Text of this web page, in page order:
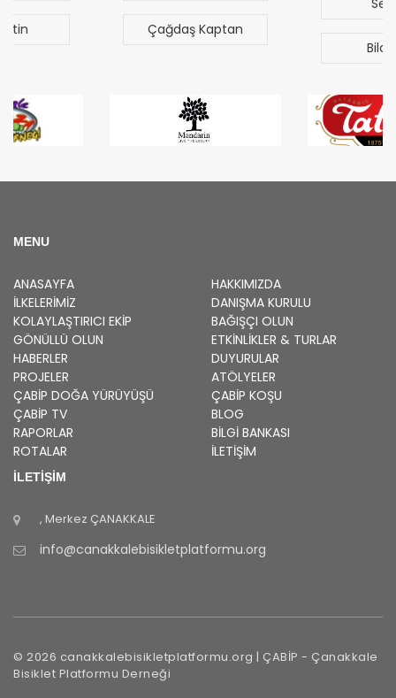
MENU
ANASAYFA
HAKKIMIZDA
İLKELERIMIZ
DANIŞMA KURULU
KOLAYLAŞTIRICI EKIP
BAĞIŞÇI OLUN
GÖNÜLLÜ OLUN
ETKINLIKLER & TURLAR
HABERLER
DUYURULAR
PROJELER
ATÖLYELER
ÇABİP DOĞA YÜRÜYÜŞÜ ÇABİP KOŞU
ÇABİP TV
BLOG
RAPORLAR
BILGI BANKASI
ROTALAR
İLETİŞİM
İLETİŞİM
, Merkez ÇANAKKALE
info@canakkalebisikletplatformu.org
© 2026 canakkalebisikletplatformu.org | ÇABİP - Çanakkale
Bisiklet Platformu Derneği